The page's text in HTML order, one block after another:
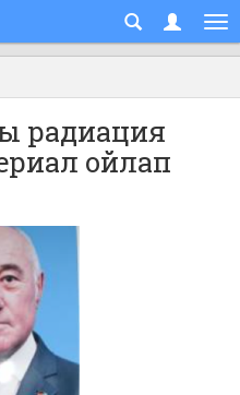
радиация
ойлап